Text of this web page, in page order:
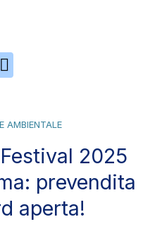
AMBIENTALE
2025
prevendita
aperta!